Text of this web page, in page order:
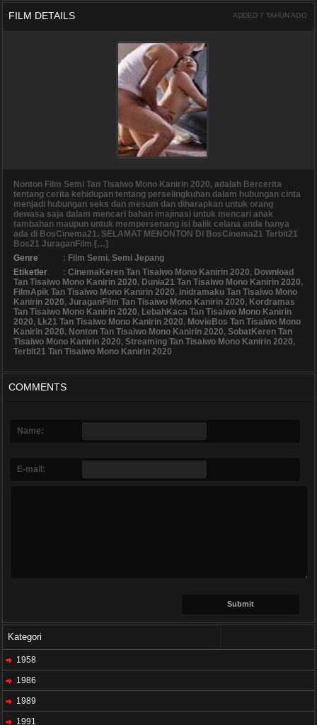
FILM DETAILS ADDED 7 TAHUN AGO
Nonton Film Semi Tan Tisaiwo Mono Kanirin 2020, adalah Bercerita
tentang cerita kehidupan tentang perselingkuhan dalam hubungan cinta
menjadi hubungan seks dan mesum dan diharapkan untuk orang
dewasa saja dalam mencari bahan imajinasi untuk mencari anak
tambahan maupun untuk mempersenang isi balik celana anda hanya
ada di BosCinema21. SELAMAT MENONTON DI BosCinema21 Terbit21
Bos21 JuraganFilm […]
Genre
: Film Semi, Semi Jepang
Etiketler
: CinemaKeren Tan Tisaiwo Mono Kanirin 2020, Download
Tan Tisaiwo Mono Kanirin 2020, Dunia21 Tan Tisaiwo Mono Kanirin 2020,
FilmApik Tan Tisaiwo Mono Kanirin 2020, inidramaku Tan Tisaiwo Mono
Kanirin 2020, JuraganFilm Tan Tisaiwo Mono Kanirin 2020, Kordramas
Tan Tisaiwo Mono Kanirin 2020, LebahKaca Tan Tisaiwo Mono Kanirin
2020, Lk21 Tan Tisaiwo Mono Kanirin 2020, MovieBos Tan Tisaiwo Mono
Kanirin 2020, Nonton Tan Tisaiwo Mono Kanirin 2020, SobatKeren Tan
Tisaiwo Mono Kanirin 2020, Streaming Tan Tisaiwo Mono Kanirin 2020,
Terbit21 Tan Tisaiwo Mono Kanirin 2020
COMMENTS
Name:
E-mail:
Kategori
1958
1986
1989
1991